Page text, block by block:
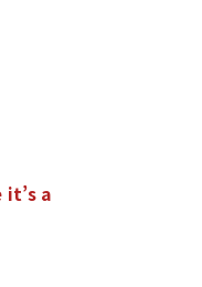
it’s a